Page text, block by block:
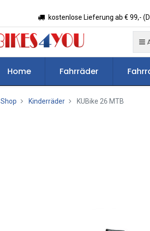
kostenlose Lieferung ab € 99,-
Home Fahrräder
Shop Kinderräder KUBike 26 MTB